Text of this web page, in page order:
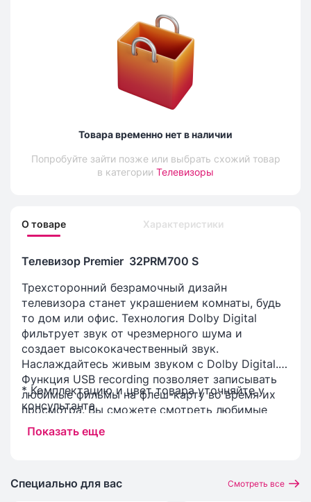
Товара временно нет в наличии
Попробуйте зайти позже или выбрать схожий товар
в категории Телевизоры
О товаре Характеристики
Телевизор Premier 32PRM700 S
Трехсторонний безрамочный дизайн
телевизора станет украшением комнаты, будь
то дом или офис. Технология Dolby Digital
фильтрует звук от чрезмерного шума и
создает высококачественный звук.
Наслаждайтесь живым звуком с Dolby Digital.
Функция USB recording позволяет записывать
любимые фильмы на флеш-карту во время их
просмотра. Вы сможете смотреть любимые
шоу снова и снова.
* Комплектацию и цвет товара уточняйте у
консультанта
Показать еще
Специально для вас Смотреть все